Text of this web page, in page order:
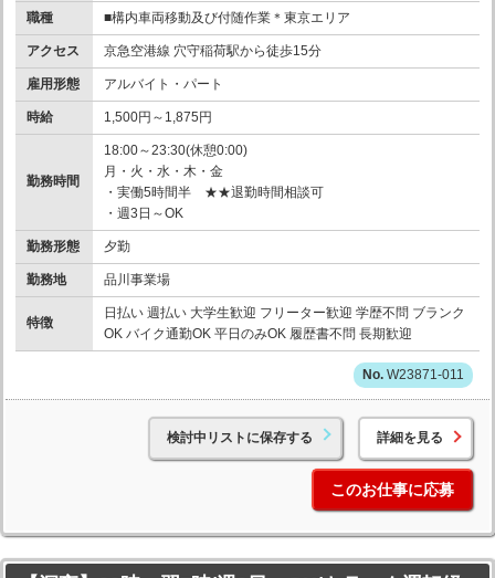
職種 ■構内車両移動及び付随作業＊東京エリア
アクセス 京急空港線 穴守稲荷駅から徒歩15分
雇用形態 アルバイト・パート
時給 1,500円～1,875円
勤務時間
18:00～23:30(休憩0:00)
月・火・水・木・金
・実働5時間半 ★★退勤時間相談可
・週3日～OK
勤務形態 夕勤
勤務地 品川事業場
特徴
日払い 週払い 大学生歓迎 フリーター歓迎 学歴不問 ブランク
OK バイク通勤OK 平日のみOK 履歴書不問 長期歓迎
W23871-011
検討中リストに保存する 詳細を見る
このお仕事に応募